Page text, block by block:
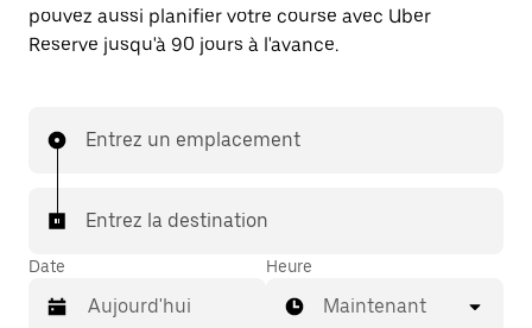
pouvez aussi planifier votre course avec Uber
Reserve jusqu'à 90 jours à l'avance.
Entrez un emplacement
Entrez la destination
Date Heure
Maintenant